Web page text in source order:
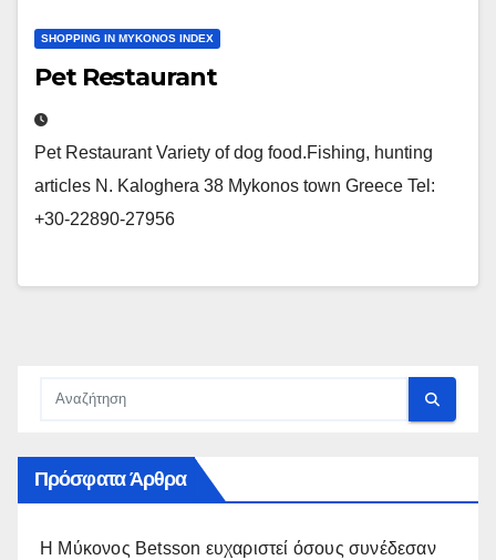
SHOPPING IN MYKONOS INDEX
Pet Restaurant
Pet Restaurant Variety of dog food.Fishing, hunting
articles N. Kaloghera 38 Mykonos town Greece Tel:
+30-22890-27956
Πρόσφατα Άρθρα
Η Μύκονος Betsson ευχαριστεί όσους συνέδεσαν